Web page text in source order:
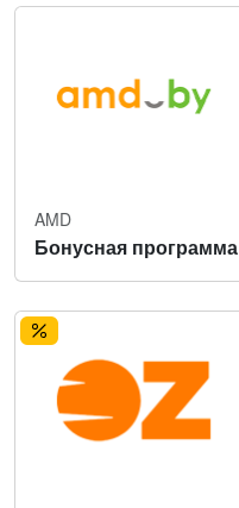
AMD
Бонусная программа